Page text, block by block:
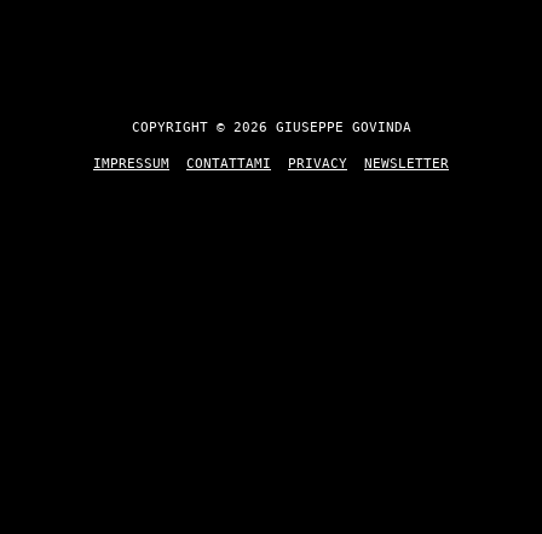
COPYRIGHT © 2026 GIUSEPPE GOVINDA
IMPRESSUM CONTATTAMI PRIVACY NEWSLETTER